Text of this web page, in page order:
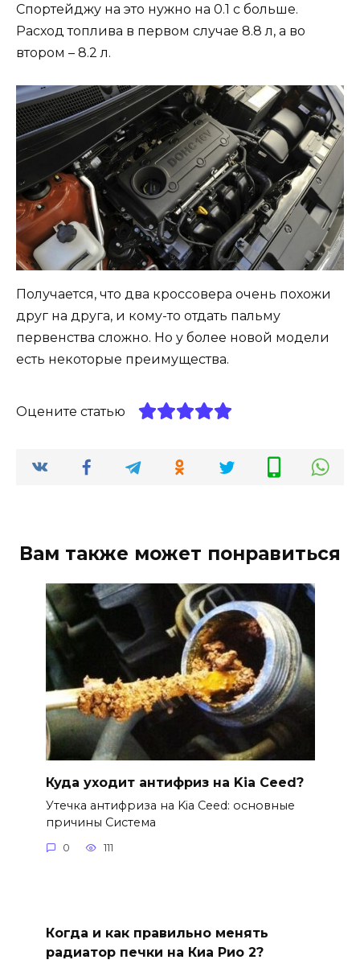
Спортейджу на это нужно на 0.1 с больше.
Расход топлива в первом случае 8.8 л, а во
втором – 8.2 л.
Получается, что два кроссовера очень похожи
друг на друга, и кому-то отдать пальму
первенства сложно. Но у более новой модели
есть некоторые преимущества.
Оцените статью
Вам также может понравиться
Куда уходит антифриз на Kia Ceed?
Утечка антифриза на Kia Ceed: основные
причины Система
0 111
Когда и как правильно менять
радиатор печки на Киа Рио 2?